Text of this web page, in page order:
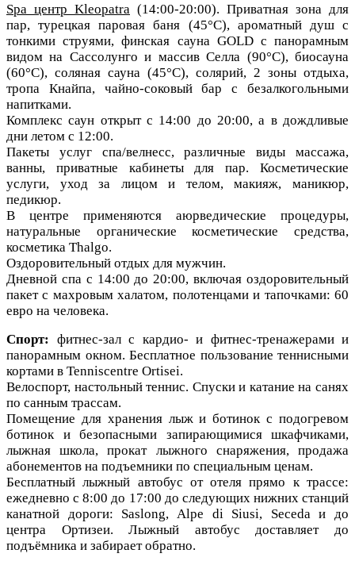
Spa центр Kleopatra (14:00-20:00). Приватная зона для
пар, турецкая паровая баня (45°C), ароматный душ с
тонкими струями,финская сауна GOLD с панорамным
видом на Сассолунго и массив Селла (90°C), биосауна
(60°C), соляная сауна (45°С), солярий, 2 зоны отдыха,
тропа Кнайпа, чайно-соковый бар с безалкогольными
напитками.
Комплекс саун открыт с 14:00 до 20:00, а в дождливые
дни летом с 12:00.
Пакеты услуг спа/велнесс, различные виды массажа,
ванны, приватные кабинеты для пар. Косметические
услуги, уход за лицом и телом, макияж, маникюр,
педикюр.
В центре применяются аюрведические процедуры,
натуральные органические косметические средства,
косметика Thalgo.
Оздоровительный отдых для мужчин.
Дневной спа с 14:00 до 20:00, включая оздоровительный
пакет с махровым халатом, полотенцами и тапочками: 60
евро на человека.
Спорт: фитнес-зал с кардио- и фитнес-тренажерами и
панорамным окном. Бесплатное пользование теннисными
кортами в Tenniscentre Ortisei.
Велоспорт, настольный теннис. Спуски и катание на санях
по санным трассам.
Помещение для хранения лыж и ботинок с подогревом
ботинок и безопасными запирающимися шкафчиками,
лыжная школа, прокат лыжного снаряжения, продажа
абонементов на подъемники по специальным ценам.
Бесплатный лыжный автобус от отеля прямо к трассе:
ежедневно с 8:00 до 17:00 до следующих нижних станций
канатной дороги: Saslong, Alpe di Siusi, Seceda и до
центра Ортизеи. Лыжный автобус доставляет до
подъёмника и забирает обратно.